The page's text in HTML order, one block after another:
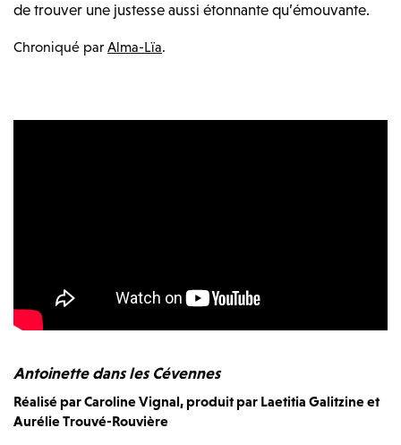
de trouver une justesse aussi étonnante qu’émouvante.
Chroniqué par Alma-Lïa.
Antoinette dans les Cévennes
Réalisé par Caroline Vignal, produit par Laetitia Galitzine et
Aurélie Trouvé-Rouvière